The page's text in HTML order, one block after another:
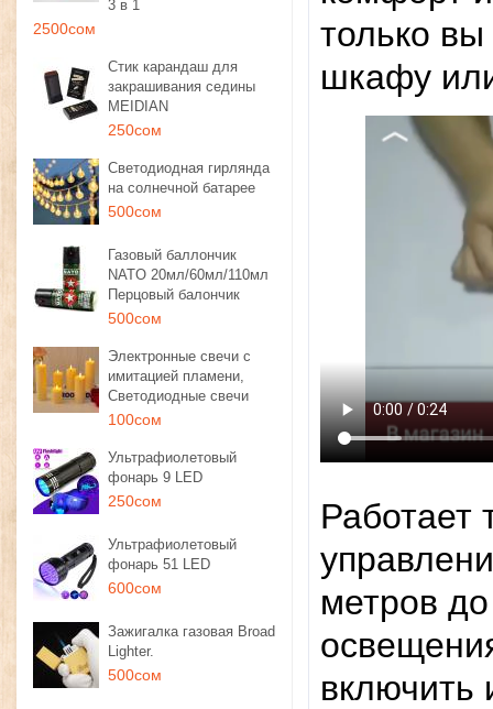
3 в 1
2500сом
Стик карандаш для
закрашивания седины
MEIDIAN
250сом
Светодиодная гирлянда
на солнечной батарее
500сом
Газовый баллончик
NATO 20мл/60мл/110мл
Перцовый балончик
500сом
Электронные свечи с
имитацией пламени,
Светодиодные свечи
100сом
Ультрафиолетовый
фонарь 9 LED
250сом
Ультрафиолетовый
фонарь 51 LED
600сом
Зажигалка газовая Broad
Lighter.
500сом
только вы
шкафу
Работает
метров
включить